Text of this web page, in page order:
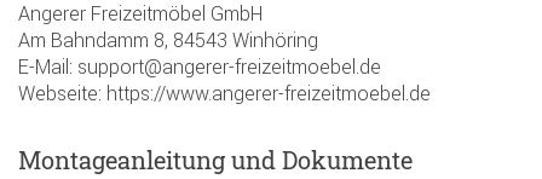
Angerer Freizeitmöbel GmbH
Am Bahndamm 8, 84543 Winhöring
E-Mail: support@angerer-freizeitmoebel.de
Webseite: https://www.angerer-freizeitmoebel.de
Montageanleitung und Dokumente